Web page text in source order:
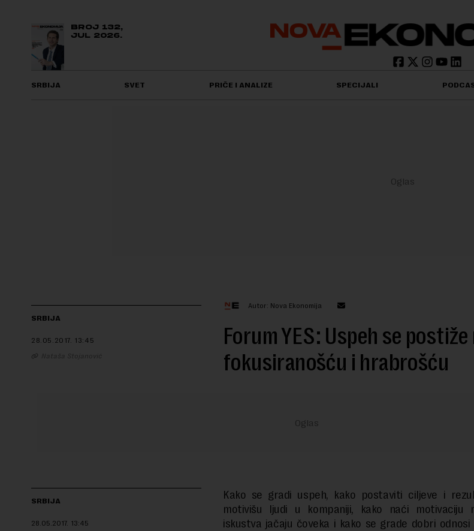
BROJ 132,
JUL 2026.
SRBIJA SVET PRIČE I ANALIZE SPECIJALI
SRBIJA
28.05.2017. 13:45
Nataša Stojanović
Autor: Nova Ekonomija
Forum YES: Uspeh se
fokusiranošću i hrabrošću
SRBIJA
28.05.2017. 13:45
Kako se gradi uspeh, kako postaviti ciljeve i
motivišu ljudi u kompaniji, kako naći motivaciju
iskustva jačaju čoveka i kako se grade dobri